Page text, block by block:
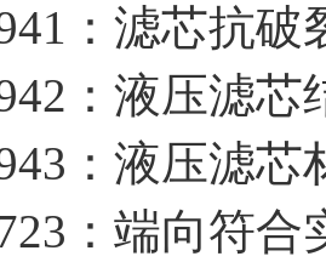
：滤芯抗破
：液压滤
：液压滤
：端向符合